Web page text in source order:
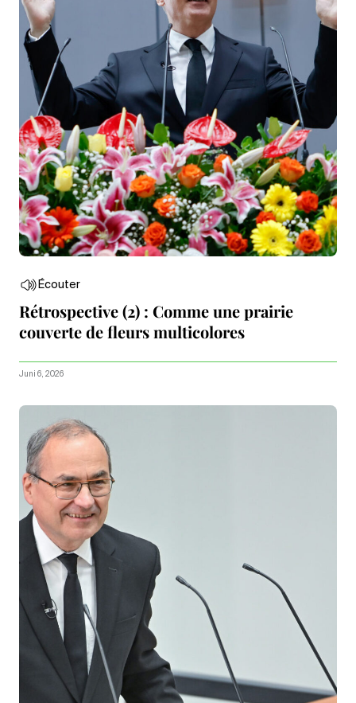
Écouter
Rétrospective (2) : Comme une prairie
couverte de fleurs multicolores
Juni 6, 2026